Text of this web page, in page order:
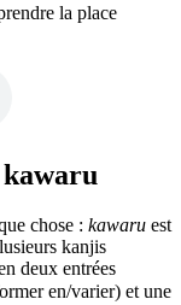
la place
chose : kawaru est
kanjis
deux entrées
en/varier) et une